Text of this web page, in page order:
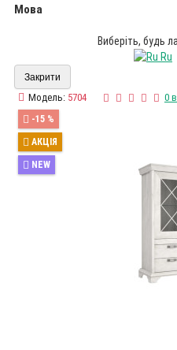
Мова
Виберіть, будь
Ru
Закрити
Модель: 5704 0
-15 %
АКЦІЯ
NEW